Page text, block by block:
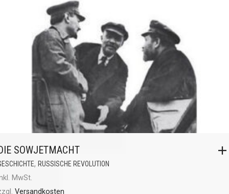
SOWJETMACHT
, RUSSISCHE REVOLUTION
MwSt.
Versandkosten